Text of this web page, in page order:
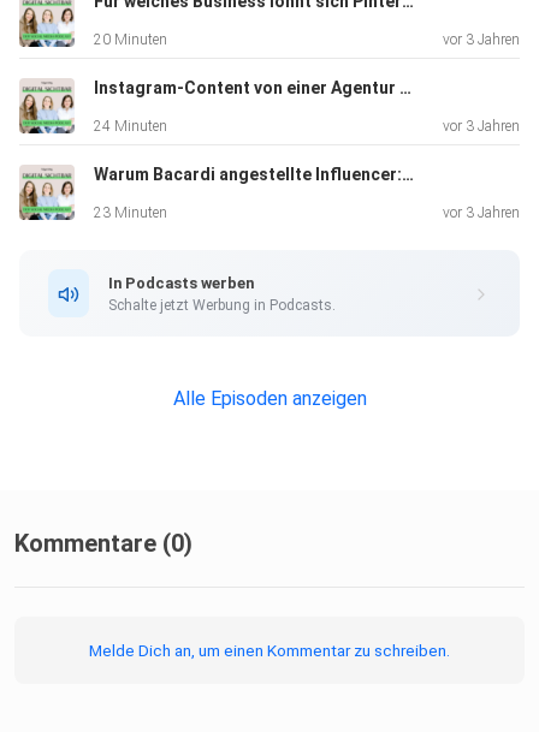
20 Minuten vor 3 Jahren
Instagram-Content von einer Agentur – ist das Geldverschwendung?
24 Minuten vor 3 Jahren
Warum Bacardi angestellte Influencer:innen hat
23 Minuten vor 3 Jahren
In Podcasts werben
Schalte jetzt Werbung in Podcasts.
Alle Episoden anzeigen
Kommentare (0)
Melde Dich an, um einen Kommentar zu schreiben.